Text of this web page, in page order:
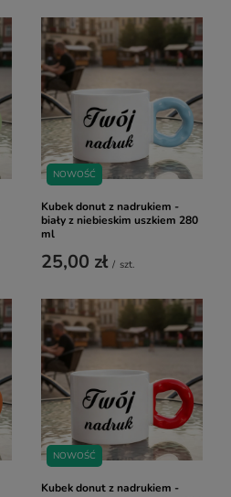
NOWOŚĆ
Kubek donut z nadrukiem -
biały z niebieskim uszkiem 280
ml
25,00 zł / szt.
NOWOŚĆ
Kubek donut z nadrukiem -